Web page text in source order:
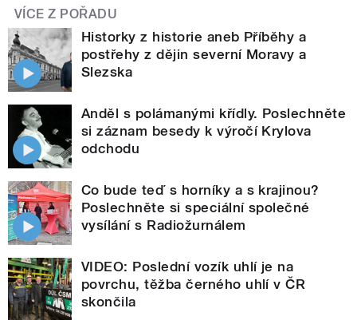
VÍCE Z POŘADU
Historky z historie aneb Příběhy a
postřehy z dějin severní Moravy a
Slezska
Anděl s polámanými křídly. Poslechněte
si záznam besedy k výročí Krylova
odchodu
Co bude teď s horníky a s krajinou?
Poslechněte si speciální společné
vysílání s Radiožurnálem
VIDEO: Poslední vozík uhlí je na
povrchu, těžba černého uhlí v ČR
skončila